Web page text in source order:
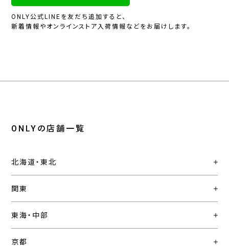
ONLY公式LINEを友だち追加すると、
新着情報やオンラインストア入荷情報などをお届けします。
ONLYの店舗一覧
北海道・東北
関東
東海・中部
京都